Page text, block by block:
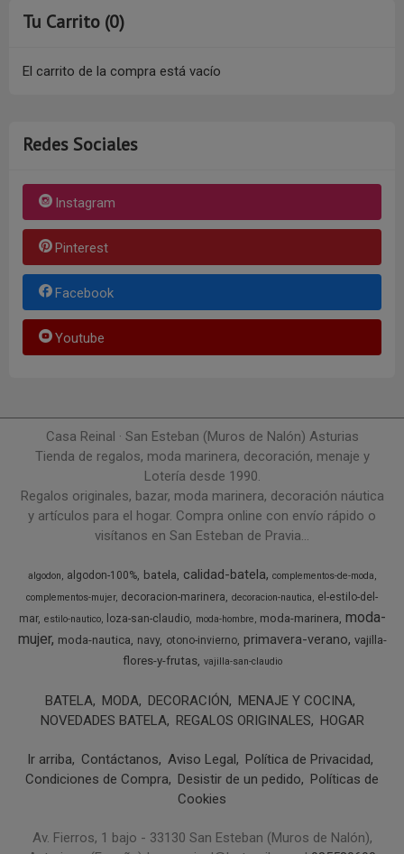
Tu Carrito (0)
El carrito de la compra está vacío
Redes Sociales
Instagram
Pinterest
Facebook
Youtube
Casa Reinal · San Esteban (Muros de Nalón) Asturias
Tienda de regalos, moda marinera, decoración, menaje y
Lotería desde 1990.
Regalos originales, bazar, moda marinera, decoración náutica
y artículos para el hogar. Compra online con envío rápido o
visítanos en San Esteban de Pravia...
algodon algodon-100% batela calidad-batela
complementos-de-moda
complementos-mujer decoracion-marinera decoracion-nautica
el-estilo-del-
mar estilo-nautico loza-san-claudio moda-hombre moda-marinera moda-
mujer moda-nautica navy otono-invierno primavera-verano vajilla-
flores-y-frutas vajilla-san-claudio
BATELA MODA DECORACIÓN
MENAJE Y COCINA
NOVEDADES BATELA REGALOS ORIGINALES HOGAR
Ir arriba Contáctanos Aviso Legal
Política de Privacidad
Condiciones de Compra
Desistir de un pedido
Políticas de
Cookies
Av. Fierros, 1 bajo - 33130 San Esteban (Muros de Nalón),